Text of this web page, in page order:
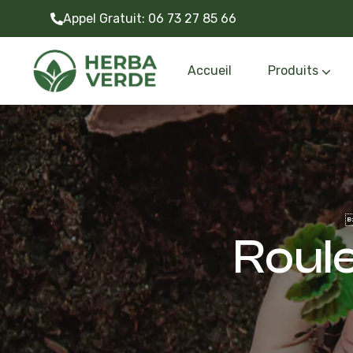
Appel Gratuit: 06 73 27 85 66
Accueil Produits